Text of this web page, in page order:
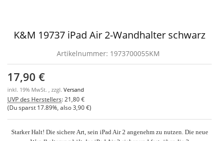
K&M 19737 iPad Air 2-Wandhalter schwarz
Artikelnummer: 1973700055KM
17,90 €
inkl. 19% MwSt. , zzgl. Versand
UVP des Herstellers: 21,80 €
(Du sparst 17.89% , also3,90 €)
Starker Halt! Die sichere Art, sein iPad Air 2 angenehm zu nutzen. Die neue